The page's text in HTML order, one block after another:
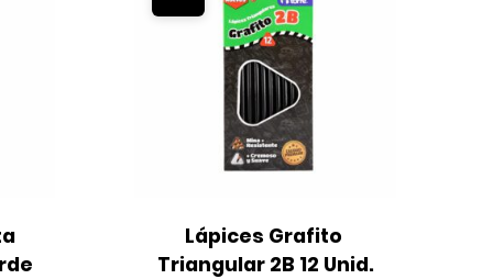
Lápices Grafito
Triangular 2B 12 Unid.